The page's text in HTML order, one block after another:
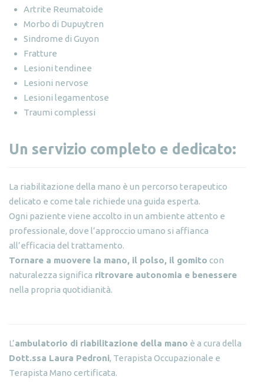
Artrite Reumatoide
Morbo di Dupuytren
Sindrome di Guyon
Fratture
Lesioni tendinee
Lesioni nervose
Lesioni legamentose
Traumi complessi
Un servizio completo e dedicato:
La riabilitazione della mano è un percorso terapeutico
delicato e come tale richiede una guida esperta.
Ogni paziente viene accolto in un ambiente attento e
professionale, dove l’approccio umano si affianca
all’efficacia del trattamento.
Tornare a muovere la mano, il polso, il gomito con
naturalezza significa ritrovare autonomia e benessere
nella propria quotidianità.
L’ambulatorio di riabilitazione della mano è a cura della
Dott.ssa Laura Pedroni, Terapista Occupazionale e
Terapista Mano certificata.